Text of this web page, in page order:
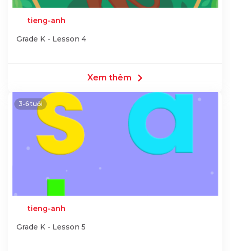
tieng-anh
Grade K - Lesson 4
Xem thêm
3-6 tuổi
tieng-anh
Grade K - Lesson 5